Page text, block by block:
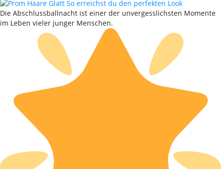
Die Abschlussballnacht ist einer der unvergesslichsten Momente
im Leben vieler junger Menschen.